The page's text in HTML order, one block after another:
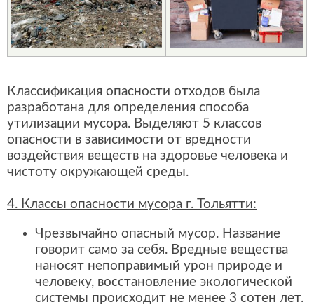
Классификация опасности отходов была
разработана для определения способа
утилизации мусора. Выделяют 5 классов
опасности в зависимости от вредности
воздействия веществ на здоровье человека и
чистоту окружающей среды.
4. Классы опасности мусора г. Тольятти:
Чрезвычайно опасный мусор. Название
говорит само за себя. Вредные вещества
наносят непоправимый урон природе и
человеку, восстановление экологической
системы происходит не менее 3 сотен лет.